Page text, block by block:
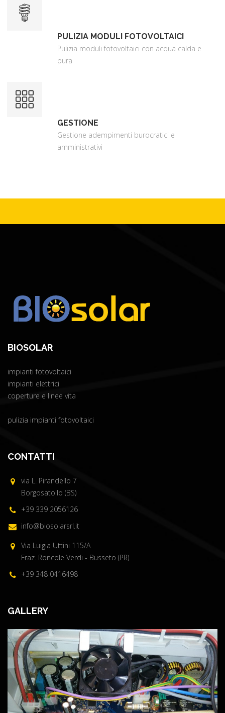
PULIZIA MODULI FOTOVOLTAICI
Pulizia moduli fotovoltaici con acqua calda e
pura
GESTIONE
Gestione adempimenti burocratici e
amministrativi
BIOSOLAR
impianti fotovoltaici
impianti elettrici
coperture e linee vita
pulizia impianti fotovoltaici
CONTATTI
via L. Pirandello 7
Borgosatollo (BS)
+39 339 2056126
info@biosolarsrl.it
Via Luigia Uttini 115/A
Fraz. Roncole Verdi - Busseto (PR)
+39 348 0416498
GALLERY